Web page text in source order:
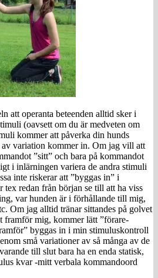
att operanta beteenden alltid sker i
(oavsett om du är medveten om
kommer att påverka din hunds
variation kommer in. Om jag vill att
”sitt” och bara på kommandot
i inlärningen variera de andra stimuli
inte riskerar att ”byggas in” i
tex redan från början se till att ha viss
var hunden är i förhållande till mig,
Om jag alltid tränar sittandes på golvet
framför mig, kommer lätt ”förare-
byggas in i min stimuluskontroll
små variationer av så många av de
till slut bara ha en enda statisk,
kvar -mitt verbala kommandoord